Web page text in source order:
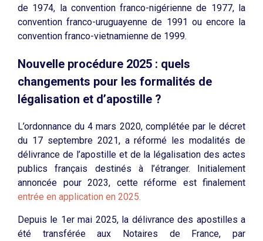
de 1974, la convention franco-nigérienne de 1977, la
convention franco-uruguayenne de 1991 ou encore la
convention franco-vietnamienne de 1999.
Nouvelle procédure 2025 : quels
changements pour les formalités de
légalisation et d’apostille ?
L’ordonnance du 4 mars 2020, complétée par le décret
du 17 septembre 2021, a réformé les modalités de
délivrance de l’apostille et de la légalisation des actes
publics français destinés à l’étranger. Initialement
annoncée pour 2023, cette réforme est finalement
entrée en application en 2025.
Depuis le 1er mai 2025, la délivrance des apostilles a
été transférée aux Notaires de France, par